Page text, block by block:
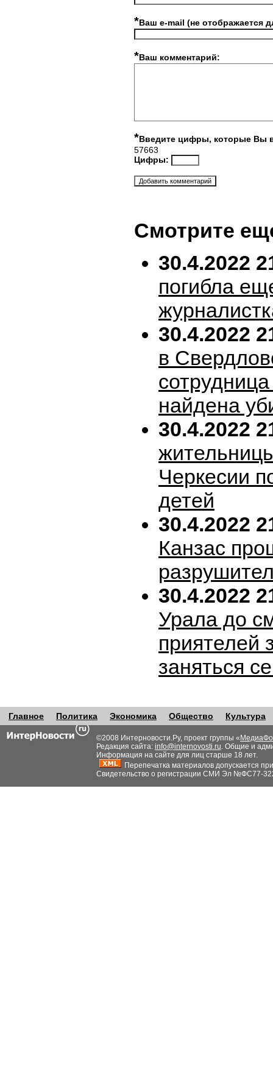
*Ваш e-mail (не отображается
*Ваш комментарий:
*Введите цифры, которые Вы
57663
Цифры:
Смотрите
30.4.2022
погибла
30.4.2022
в
найдена
30.4.2022
Черкесии
детей
30.4.2022
Канзас
30.4.2022
Урала до
приятелей
заняться
Главное Политика Экономика Общество Культура
©2008 Интерновости.Ру, проект группы «
Редакция сайта: info@internovosti.ru. Общие и
Информация на сайте для лиц старше 18 лет.
Перепечатка материалов допускается
Свидетельство о регистрации СМИ Эл №ФС77-